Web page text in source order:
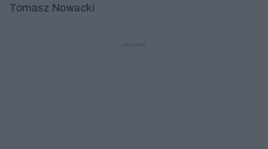
Tomasz Nowacki